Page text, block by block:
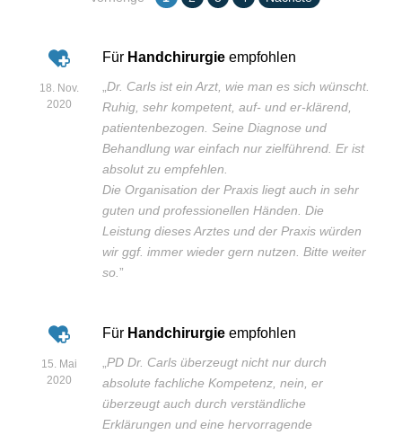
18. Nov.
2020
Für Handchirurgie empfohlen
„Dr. Carls ist ein Arzt, wie man es sich wünscht.
Ruhig, sehr kompetent, auf- und er-klärend,
patientenbezogen. Seine Diagnose und
Behandlung war einfach nur zielführend. Er ist
absolut zu empfehlen.
Die Organisation der Praxis liegt auch in sehr
guten und professionellen Händen. Die
Leistung dieses Arztes und der Praxis würden
wir ggf. immer wieder gern nutzen. Bitte weiter
so.”
15. Mai
2020
Für Handchirurgie empfohlen
PD Dr. Carls überzeugt nicht nur durch
absolute fachliche Kompetenz, nein, er
überzeugt auch durch verständliche
Erklärungen und eine hervorragende